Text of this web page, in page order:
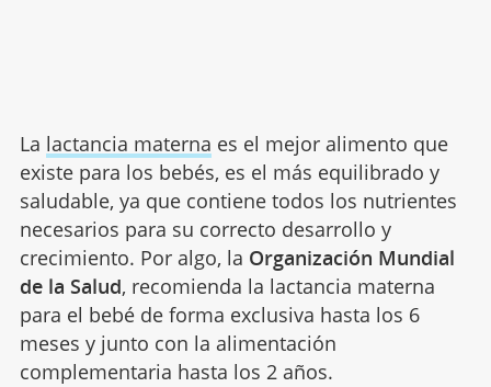
La lactancia materna es el mejor alimento que
existe para los bebés, es el más equilibrado y
saludable, ya que contiene todos los nutrientes
necesarios para su correcto desarrollo y
crecimiento. Por algo, la Organización Mundial
de la Salud, recomienda la lactancia materna
para el bebé de forma exclusiva hasta los 6
meses y junto con la alimentación
complementaria hasta los 2 años.